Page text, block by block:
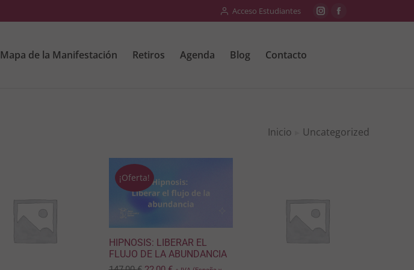
Acceso Estudiantes
Mapa de la Manifestación Retiros Agenda Blog Contacto
Inicio Uncategorized
¡Oferta!
HIPNOSIS: LIBERAR EL
FLUJO DE LA ABUNDANCIA